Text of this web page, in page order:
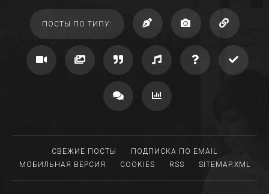
ПОСТЫ ПО ТИПУ:
СВЕЖИЕ ПОСТЫ
ПОДПИСКА ПО EMAIL
МОБИЛЬНАЯ ВЕРСИЯ
COOKIES RSS SITEMAP.XML